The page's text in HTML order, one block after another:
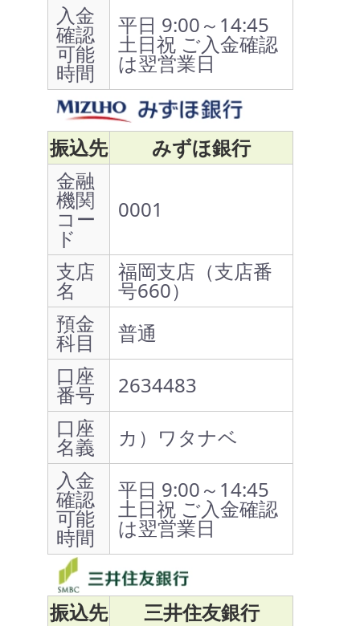
入金
確認
可能
時間
平日 9:00～14:45
土日祝 ご入金確認
は翌営業日
振込先
みずほ銀行
金融
機関
コー
ド
0001
支店
名
福岡支店（支店番
号660）
預金
科目
普通
口座
番号
2634483
口座
名義
カ）ワタナベ
入金
確認
可能
時間
平日 9:00～14:45
土日祝 ご入金確認
は翌営業日
振込先
三井住友銀行